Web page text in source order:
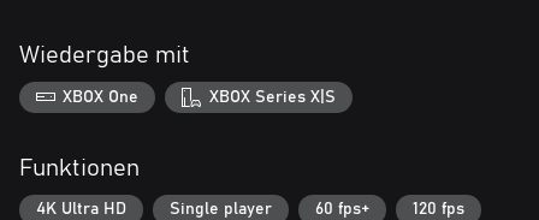
Wiedergabe mit
XBOX One XBOX Series X|S
Funktionen
4K Ultra HD Single player 60 fps+ 120 fps